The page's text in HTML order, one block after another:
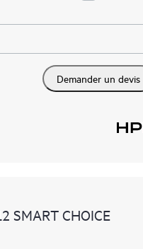
Demander un devis
SMART CHOICE